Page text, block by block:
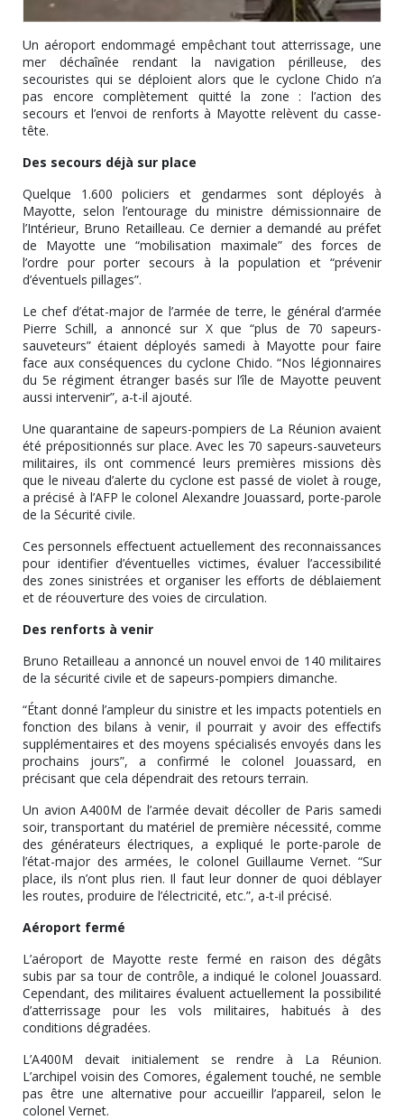
Un aéroport endommagé empêchant tout atterrissage, une
mer déchaînée rendant la navigation périlleuse, des
secouristes qui se déploient alors que le cyclone Chido n’a
pas encore complètement quitté la zone : l’action des
secours et l’envoi de renforts à Mayotte relèvent du casse-
tête.
Des secours déjà sur place
Quelque 1.600 policiers et gendarmes sont déployés à
Mayotte, selon l’entourage du ministre démissionnaire de
l’Intérieur, Bruno Retailleau. Ce dernier a demandé au préfet
de Mayotte une “mobilisation maximale” des forces de
l’ordre pour porter secours à la population et “prévenir
d’éventuels pillages”.
Le chef d’état-major de l’armée de terre, le général d’armée
Pierre Schill, a annoncé sur X que “plus de 70 sapeurs-
sauveteurs” étaient déployés samedi à Mayotte pour faire
face aux conséquences du cyclone Chido. “Nos légionnaires
du 5e régiment étranger basés sur l’île de Mayotte peuvent
aussi intervenir”, a-t-il ajouté.
Une quarantaine de sapeurs-pompiers de La Réunion avaient
été prépositionnés sur place. Avec les 70 sapeurs-sauveteurs
militaires, ils ont commencé leurs premières missions dès
que le niveau d’alerte du cyclone est passé de violet à rouge,
a précisé à l’AFP le colonel Alexandre Jouassard, porte-parole
de la Sécurité civile.
Ces personnels effectuent actuellement des reconnaissances
pour identifier d’éventuelles victimes, évaluer l’accessibilité
des zones sinistrées et organiser les efforts de déblaiement
et de réouverture des voies de circulation.
Des renforts à venir
Bruno Retailleau a annoncé un nouvel envoi de 140 militaires
de la sécurité civile et de sapeurs-pompiers dimanche.
“Étant donné l’ampleur du sinistre et les impacts potentiels en
fonction des bilans à venir, il pourrait y avoir des effectifs
supplémentaires et des moyens spécialisés envoyés dans les
prochains jours”, a confirmé le colonel Jouassard, en
précisant que cela dépendrait des retours terrain.
Un avion A400M de l’armée devait décoller de Paris samedi
soir, transportant du matériel de première nécessité, comme
des générateurs électriques, a expliqué le porte-parole de
l’état-major des armées, le colonel Guillaume Vernet. “Sur
place, ils n’ont plus rien. Il faut leur donner de quoi déblayer
les routes, produire de l’électricité, etc.”, a-t-il précisé.
Aéroport fermé
L’aéroport de Mayotte reste fermé en raison des dégâts
subis par sa tour de contrôle, a indiqué le colonel Jouassard.
Cependant, des militaires évaluent actuellement la possibilité
d’atterrissage pour les vols militaires, habitués à des
conditions dégradées.
L’A400M devait initialement se rendre à La Réunion.
L’archipel voisin des Comores, également touché, ne semble
pas être une alternative pour accueillir l’appareil, selon le
colonel Vernet.